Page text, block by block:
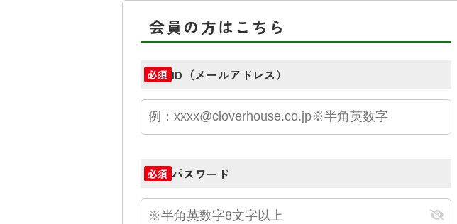
会員の方はこちら
必須 ID（メールアドレス）
必須 パスワード